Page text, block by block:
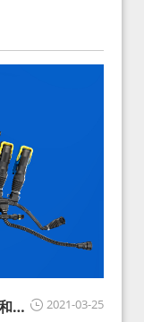
2021-03-25
展